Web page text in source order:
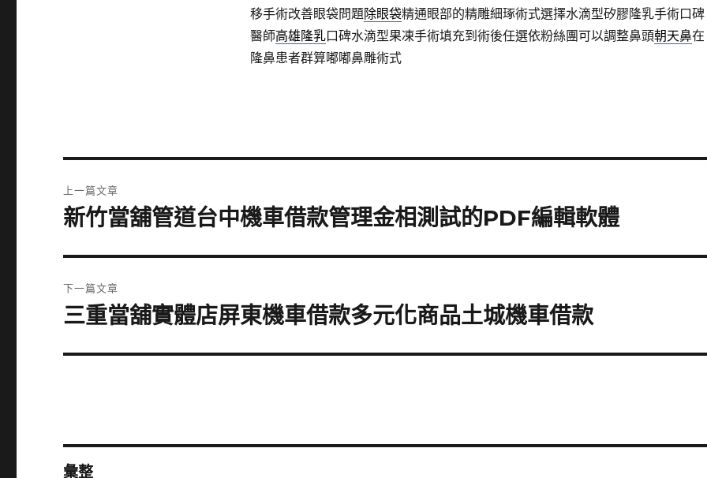
移手術改善眼袋問題除眼袋精通眼部的精雕細琢術式選擇水滴型矽膠隆乳手術口碑
醫師高雄隆乳口碑水滴型果凍手術填充到術後任選依粉絲團可以調整鼻頭朝天鼻在
隆鼻患者群算嘟嘟鼻雕術式
章
上一篇文章
上
篇
文
章:
新竹當舖管道台中機車借款管理金相測試的PDF編輯軟體
下一篇文章
下
篇
三重當舖實體店屏東機車借款多元化商品土城機車借款
彙整